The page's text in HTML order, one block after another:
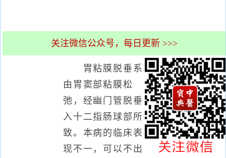
关注微信公众号，每日更新 >>>
胃粘膜脱垂系
由胃窦部粘膜松
弛，经幽门管脱垂
入十二指肠球部所
致。本病的临床表
现不一，可以不出